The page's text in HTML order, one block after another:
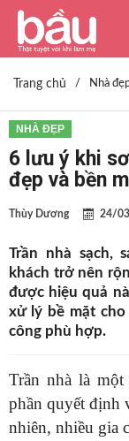
Trang chủ / Nhà
NHÀ ĐẸP
6 lưu ý khi
đẹp và bền
Thùy Dương 24/
Trần nhà sạch,
khách trở nên
được hiệu quả
xử lý bề mặt
công phù hợp.
Trần nhà là
phần quyết định
nhiên, nhiều gia